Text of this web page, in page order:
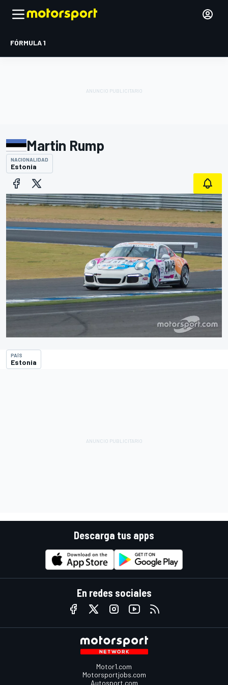
FÓRMULA 1
Martin Rump
NACIONALIDAD
Estonia
PAÍS
Estonia
Descarga tus apps
En redes sociales
Motor1.com
Motorsportjobs.com
Autosport.com